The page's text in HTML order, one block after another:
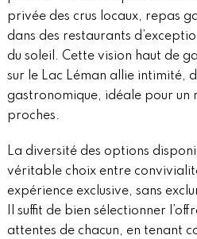
privée des crus locaux, repas
dans des restaurants
du soleil. Cette vision haut de
sur le Lac Léman allie intimité,
gastronomique, idéale pour un
proches.
La diversité des options
véritable choix entre
expérience exclusive, sans
Il suffit de bien sélectionner
attentes de chacun, en tenant